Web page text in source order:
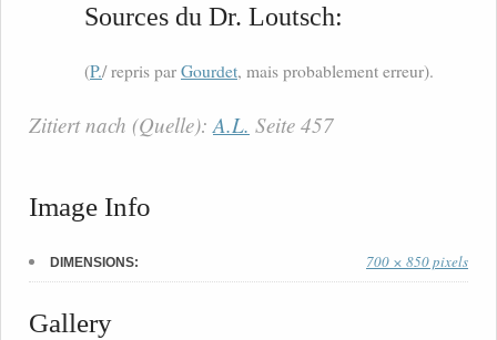
Sources du Dr. Loutsch:
(P./ repris par Gourdet, mais probablement erreur).
Zitiert nach (Quelle):A.L. Seite 457
Image Info
DIMENSIONS: 700 × 850 pixels
Gallery